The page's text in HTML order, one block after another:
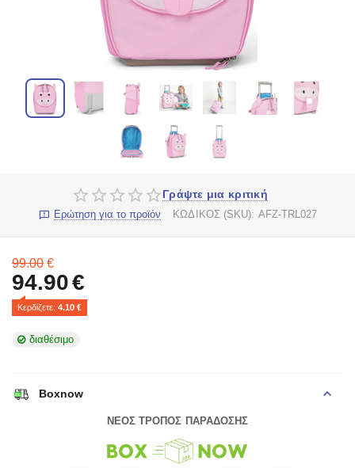
Γράψτε μια κριτική
Ερώτηση για το προϊόν ΚΩΔΙΚΟΣ (SKU): AFZ-TRL027
99.00 €
94.90€
Κερδίζετε: 4.10 €
διαθέσιμο
Boxnow
ΝΕΟΣ ΤΡΟΠΟΣ ΠΑΡΑΔΟΣΗΣ